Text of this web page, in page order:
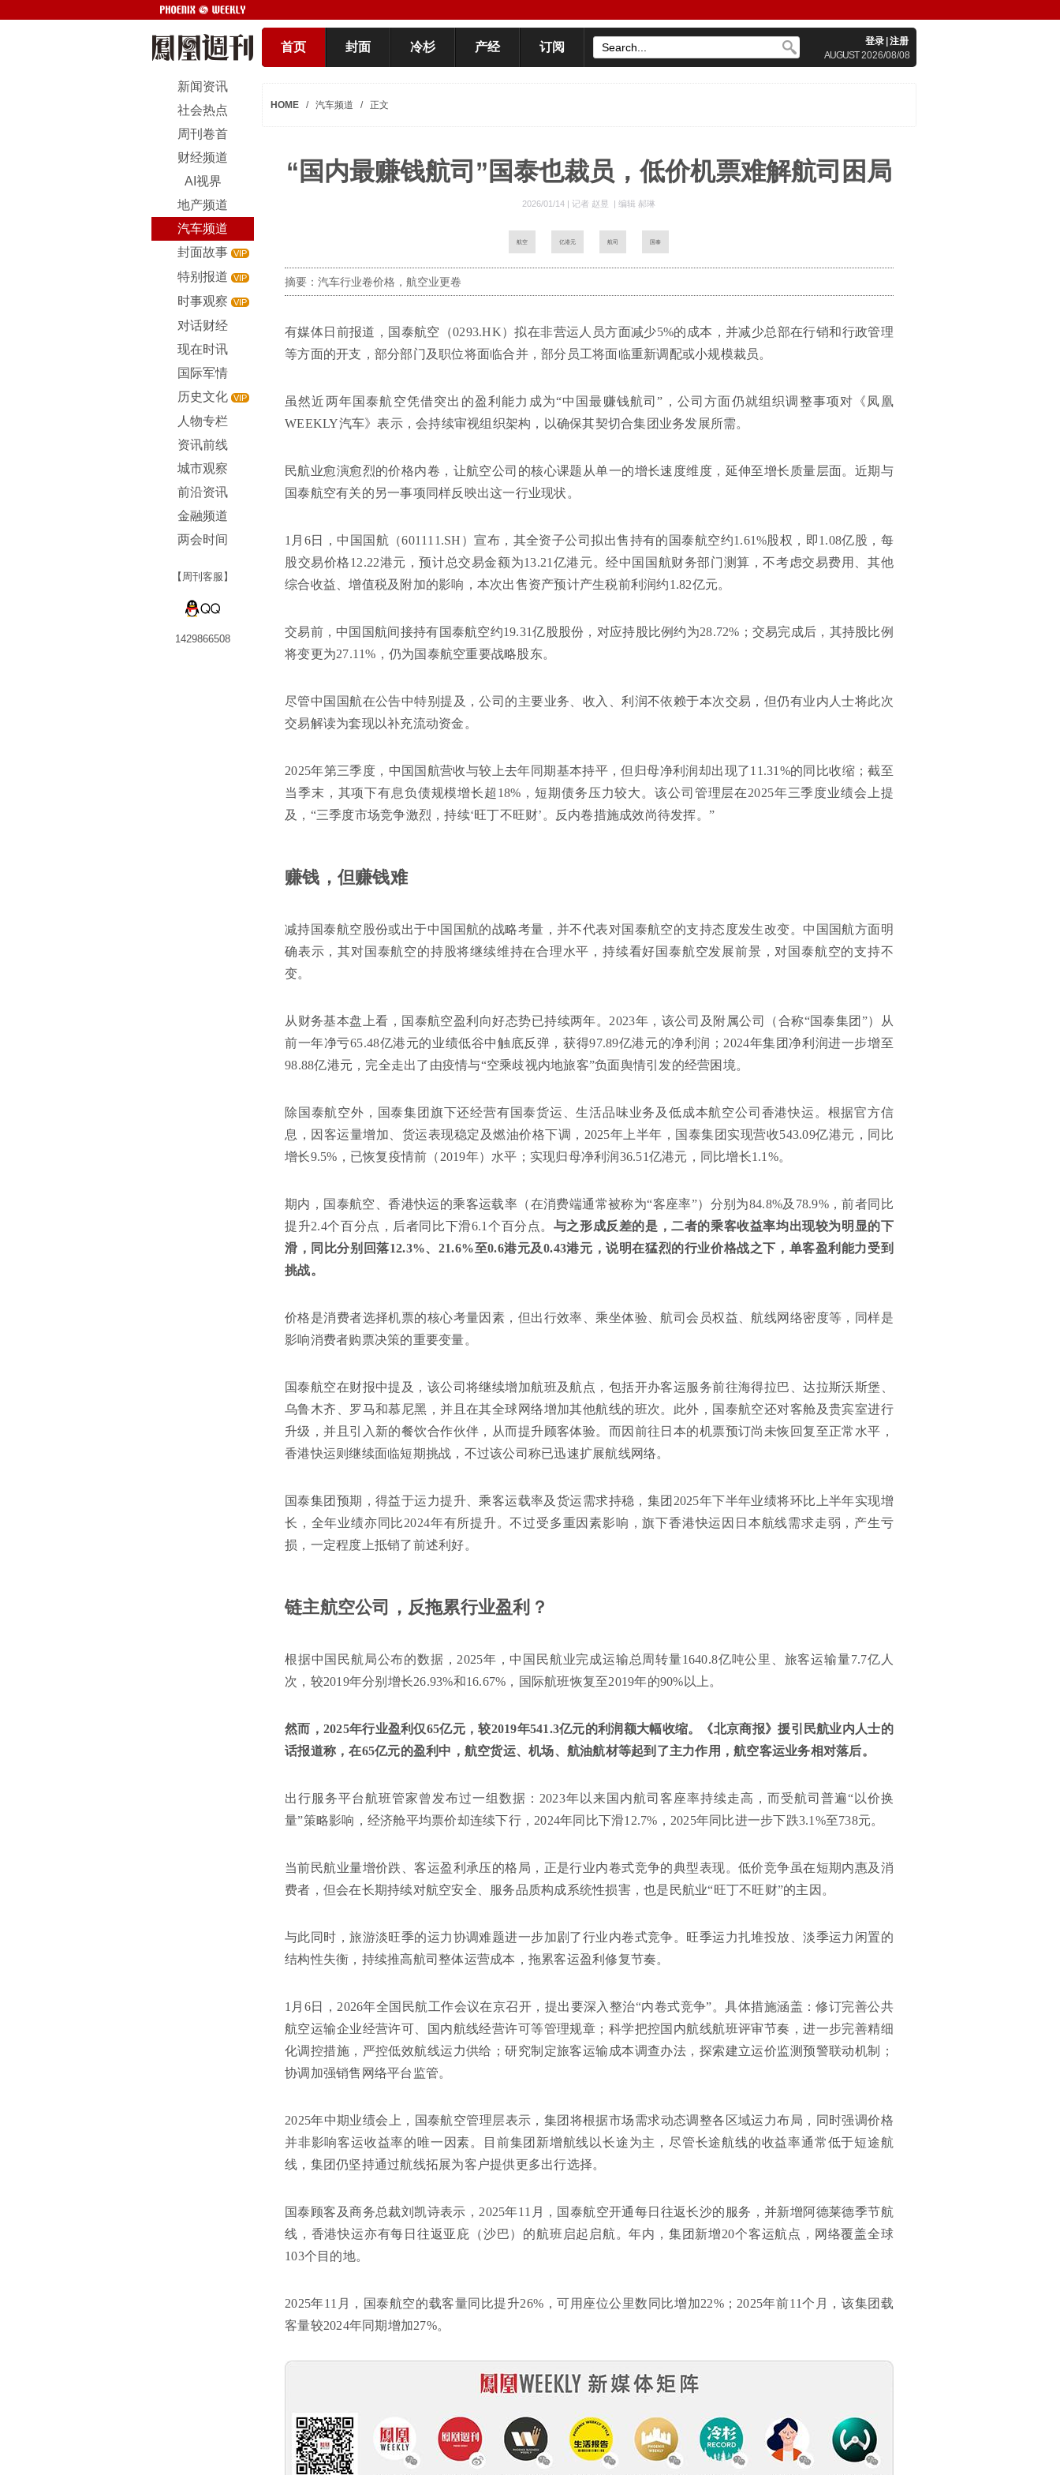
首页 封面 冷杉 产经 订阅 登录 注册
AUGUST2026/08/08
新闻资讯
社会热点
周刊卷首
财经频道
AI视界
地产频道
汽车频道
封面故事 VIP
特别报道 VIP
时事观察 VIP
对话财经
现在时讯
国际军情
历史文化 VIP
人物专栏
资讯前线
城市观察
前沿资讯
金融频道
两会时间
【周刊客服】
1429866508
HOME / 汽车频道 / 正文
“国内最赚钱航司”国泰也裁员，低价机票难解航司困局
2026/01/14 |记者 赵昱 |编辑 郝琳
航空 亿港元 航司 国泰
摘要：汽车行业卷价格，航空业更卷
有媒体日前报道，国泰航空（0293.HK）拟在非营运人员方面减少5%的成本，并减少总部在行销和行政管理
等方面的开支，部分部门及职位将面临合并，部分员工将面临重新调配或小规模裁员。
虽然近两年国泰航空凭借突出的盈利能力成为“中国最赚钱航司”，公司方面仍就组织调整事项对《凤凰
WEEKLY汽车》表示，会持续审视组织架构，以确保其契切合集团业务发展所需。
民航业愈演愈烈的价格内卷，让航空公司的核心课题从单一的增长速度维度，延伸至增长质量层面。近期与
国泰航空有关的另一事项同样反映出这一行业现状。
1月6日，中国国航（601111.SH）宣布，其全资子公司拟出售持有的国泰航空约1.61%股权，即1.08亿股，每
股交易价格12.22港元，预计总交易金额为13.21亿港元。经中国国航财务部门测算，不考虑交易费用、其他
综合收益、增值税及附加的影响，本次出售资产预计产生税前利润约1.82亿元。
交易前，中国国航间接持有国泰航空约19.31亿股股份，对应持股比例约为28.72%；交易完成后，其持股比例
将变更为27.11%，仍为国泰航空重要战略股东。
尽管中国国航在公告中特别提及，公司的主要业务、收入、利润不依赖于本次交易，但仍有业内人士将此次
交易解读为套现以补充流动资金。
2025年第三季度，中国国航营收与较上去年同期基本持平，但归母净利润却出现了11.31%的同比收缩；截至
当季末，其项下有息负债规模增长超18%，短期债务压力较大。该公司管理层在2025年三季度业绩会上提
及，“三季度市场竞争激烈，持续‘旺丁不旺财’。反内卷措施成效尚待发挥。”
赚钱，但赚钱难
减持国泰航空股份或出于中国国航的战略考量，并不代表对国泰航空的支持态度发生改变。中国国航方面明
确表示，其对国泰航空的持股将继续维持在合理水平，持续看好国泰航空发展前景，对国泰航空的支持不
变。
从财务基本盘上看，国泰航空盈利向好态势已持续两年。2023年，该公司及附属公司（合称“国泰集团”）从
前一年净亏65.48亿港元的业绩低谷中触底反弹，获得97.89亿港元的净利润；2024年集团净利润进一步增至
98.88亿港元，完全走出了由疫情与“空乘歧视内地旅客”负面舆情引发的经营困境。
除国泰航空外，国泰集团旗下还经营有国泰货运、生活品味业务及低成本航空公司香港快运。根据官方信
息，因客运量增加、货运表现稳定及燃油价格下调，2025年上半年，国泰集团实现营收543.09亿港元，同比
增长9.5%，已恢复疫情前（2019年）水平；实现归母净利润36.51亿港元，同比增长1.1%。
期内，国泰航空、香港快运的乘客运载率（在消费端通常被称为“客座率”）分别为84.8%及78.9%，前者同比
提升2.4个百分点，后者同比下滑6.1个百分点。 与之形成反差的是，二者的乘客收益率均出现较为明显的下
滑，同比分别回落12.3%、21.6%至0.6港元及0.43港元，说明在猛烈的行业价格战之下，单客盈利能力受到
挑战。
价格是消费者选择机票的核心考量因素，但出行效率、乘坐体验、航司会员权益、航线网络密度等，同样是
影响消费者购票决策的重要变量。
国泰航空在财报中提及，该公司将继续增加航班及航点，包括开办客运服务前往海得拉巴、达拉斯沃斯堡、
乌鲁木齐、罗马和慕尼黑，并且在其全球网络增加其他航线的班次。此外，国泰航空还对客舱及贵宾室进行
升级，并且引入新的餐饮合作伙伴，从而提升顾客体验。而因前往日本的机票预订尚未恢回复至正常水平，
香港快运则继续面临短期挑战，不过该公司称已迅速扩展航线网络。
国泰集团预期，得益于运力提升、乘客运载率及货运需求持稳，集团2025年下半年业绩将环比上半年实现增
长，全年业绩亦同比2024年有所提升。不过受多重因素影响，旗下香港快运因日本航线需求走弱，产生亏
损，一定程度上抵销了前述利好。
链主航空公司，反拖累行业盈利？
根据中国民航局公布的数据，2025年，中国民航业完成运输总周转量1640.8亿吨公里、旅客运输量7.7亿人
次，较2019年分别增长26.93%和16.67%，国际航班恢复至2019年的90%以上。
然而，2025年行业盈利仅65亿元，较2019年541.3亿元的利润额大幅收缩。《北京商报》援引民航业内人士的
话报道称，在65亿元的盈利中，航空货运、机场、航油航材等起到了主力作用，航空客运业务相对落后。
出行服务平台航班管家曾发布过一组数据：2023年以来国内航司客座率持续走高，而受航司普遍“以价换
量”策略影响，经济舱平均票价却连续下行，2024年同比下滑12.7%，2025年同比进一步下跌3.1%至738元。
当前民航业量增价跌、客运盈利承压的格局，正是行业内卷式竞争的典型表现。低价竞争虽在短期内惠及消
费者，但会在长期持续对航空安全、服务品质构成系统性损害，也是民航业“旺丁不旺财”的主因。
与此同时，旅游淡旺季的运力协调难题进一步加剧了行业内卷式竞争。旺季运力扎堆投放、淡季运力闲置的
结构性失衡，持续推高航司整体运营成本，拖累客运盈利修复节奏。
1月6日，2026年全国民航工作会议在京召开，提出要深入整治“内卷式竞争”。具体措施涵盖：修订完善公共
航空运输企业经营许可、国内航线经营许可等管理规章；科学把控国内航线航班评审节奏，进一步完善精细
化调控措施，严控低效航线运力供给；研究制定旅客运输成本调查办法，探索建立运价监测预警联动机制；
协调加强销售网络平台监管。
2025年中期业绩会上，国泰航空管理层表示，集团将根据市场需求动态调整各区域运力布局，同时强调价格
并非影响客运收益率的唯一因素。目前集团新增航线以长途为主，尽管长途航线的收益率通常低于短途航
线，集团仍坚持通过航线拓展为客户提供更多出行选择。
国泰顾客及商务总裁刘凯诗表示，2025年11月，国泰航空开通每日往返长沙的服务，并新增阿德莱德季节航
线，香港快运亦有每日往返亚庇（沙巴）的航班启起启航。年内，集团新增20个客运航点，网络覆盖全球
103个目的地。
2025年11月，国泰航空的载客量同比提升26%，可用座位公里数同比增加22%；2025年前11个月，该集团载
客量较2024年同期增加27%。